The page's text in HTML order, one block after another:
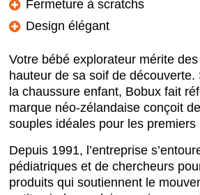
Fermeture à scratchs
Design élégant
Votre bébé explorateur mérite
hauteur de sa soif de découverte.
la chaussure enfant, Bobux fait
marque néo-zélandaise conçoit
souples idéales pour les premiers
Depuis 1991, l’entreprise
pédiatriques et de chercheurs
produits qui soutiennent le